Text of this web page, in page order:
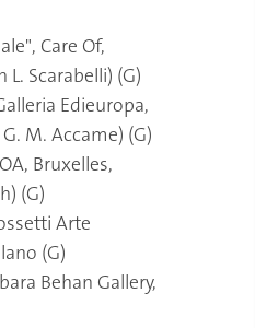
Care Of,
Scarabelli) (G)
Edieuropa,
M. Accame) (G)
Bruxelles,
(G)
Arte
(G)
Behan Gallery,